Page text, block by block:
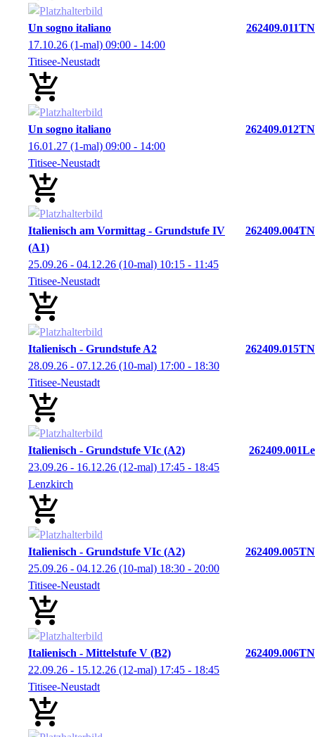
Un sogno italiano
262409.011TN
17.10.26 (1-mal) 09:00 - 14:00
Titisee-Neustadt
Un sogno italiano
262409.012TN
16.01.27 (1-mal) 09:00 - 14:00
Titisee-Neustadt
Italienisch am Vormittag - Grundstufe IV
(A1)
262409.004TN
25.09.26 - 04.12.26 (10-mal) 10:15 - 11:45
Titisee-Neustadt
Italienisch - Grundstufe A2
262409.015TN
28.09.26 - 07.12.26 (10-mal) 17:00 - 18:30
Titisee-Neustadt
Italienisch - Grundstufe VIc (A2)
262409.001Le
23.09.26 - 16.12.26 (12-mal) 17:45 - 18:45
Lenzkirch
Italienisch - Grundstufe VIc (A2)
262409.005TN
25.09.26 - 04.12.26 (10-mal) 18:30 - 20:00
Titisee-Neustadt
Italienisch - Mittelstufe V (B2)
262409.006TN
22.09.26 - 15.12.26 (12-mal) 17:45 - 18:45
Titisee-Neustadt